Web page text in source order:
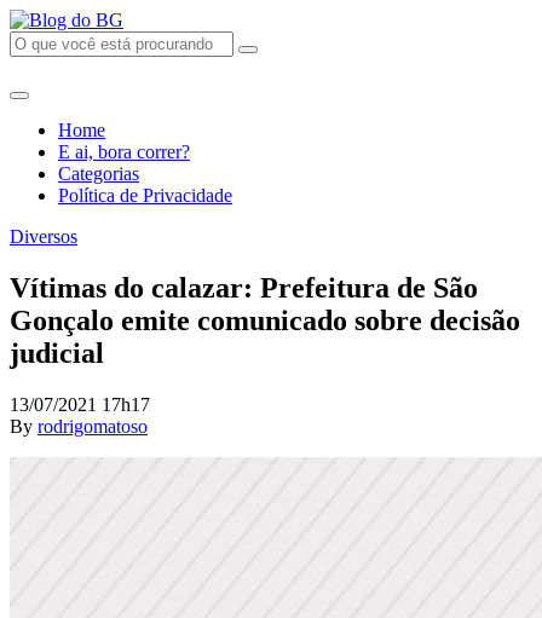
Home
E ai, bora correr?
Categorias
Política de Privacidade
Diversos
Vítimas do calazar: Prefeitura de São
Gonçalo emite comunicado sobre decisão
judicial
13/07/2021 17h17
By rodrigomatoso